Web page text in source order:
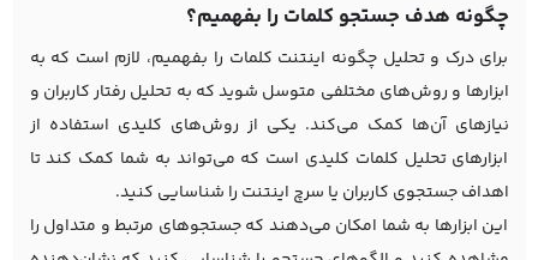
چگونه هدف جستجو کلمات را بفهمیم؟
برای درک و تحلیل چگونه اینتنت کلمات را بفهمیم، لازم است که به
ابزارها و روش‌های مختلفی متوسل شوید که به تحلیل رفتار کاربران و
نیازهای آن‌ها کمک می‌کند. یکی از روش‌های کلیدی استفاده از
ابزارهای تحلیل کلمات کلیدی است که می‌تواند به شما کمک کند تا
اهداف جستجوی کاربران یا سرچ اینتنت را شناسایی کنید.
این ابزارها به شما امکان می‌دهند که جستجوهای مرتبط و متداول را